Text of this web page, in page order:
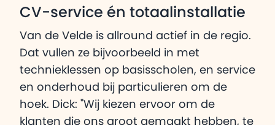
CV-service én totaalinstallatie
Van de Velde is allround actief in de regio.
Dat vullen ze bijvoorbeeld in met
technieklessen op basisscholen, en service
en onderhoud bij particulieren om de
hoek. Dick: "Wij kiezen ervoor om de
klanten die ons groot gemaakt hebben, te